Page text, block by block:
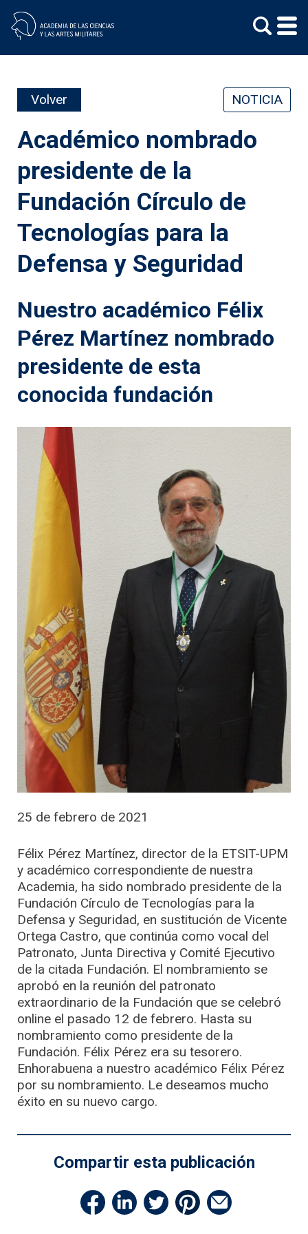
content
Volver NOTICIA
Académico nombrado
presidente de la
Fundación Círculo de
Tecnologías para la
Defensa y Seguridad
Nuestro académico Félix
Pérez Martínez nombrado
presidente de esta
conocida fundación
25 de febrero de 2021
Félix Pérez Martínez, director de la ETSIT-UPM
y académico correspondiente de nuestra
Academia, ha sido nombrado presidente de la
Fundación Círculo de Tecnologías para la
Defensa y Seguridad, en sustitución de Vicente
Ortega Castro, que continúa como vocal del
Patronato, Junta Directiva y Comité Ejecutivo
de la citada Fundación. El nombramiento se
aprobó en la reunión del patronato
extraordinario de la Fundación que se celebró
online el pasado 12 de febrero. Hasta su
nombramiento como presidente de la
Fundación. Félix Pérez era su tesorero.
Enhorabuena a nuestro académico Félix Pérez
por su nombramiento. Le deseamos mucho
éxito en su nuevo cargo.
Compartir esta publicación